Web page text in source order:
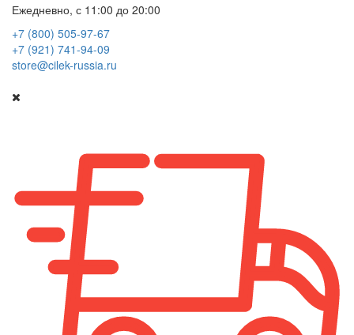
Ежедневно, с 11:00 до 20:00
+7 (800) 505-97-67
+7 (921) 741-94-09
store@cilek-russia.ru